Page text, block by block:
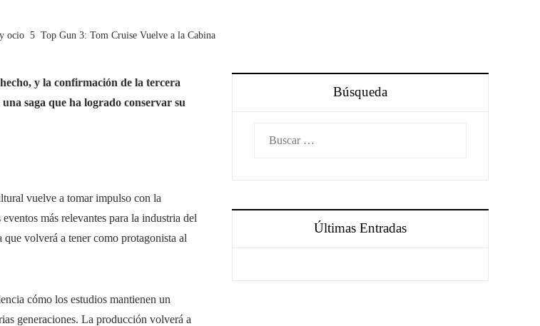
ocio Top Gun 3: Tom Cruise Vuelve a la Cabina
y la confirmación de la tercera
saga que ha logrado conservar su
vuelve a tomar impulso con la
más relevantes para la industria del
volverá a tener como protagonista al
cómo los estudios mantienen un
generaciones. La producción volverá a
Búsqueda
Últimas Entradas